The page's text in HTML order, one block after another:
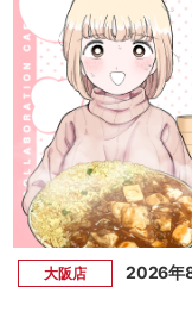
大阪店 2026年